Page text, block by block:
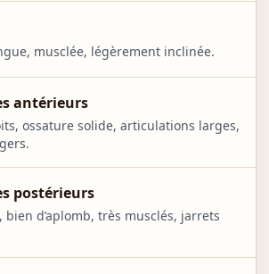
musclée, légèrement inclinée.
antérieurs
ossature solide, articulations larges,
postérieurs
bien d’aplomb, très musclés, jarrets